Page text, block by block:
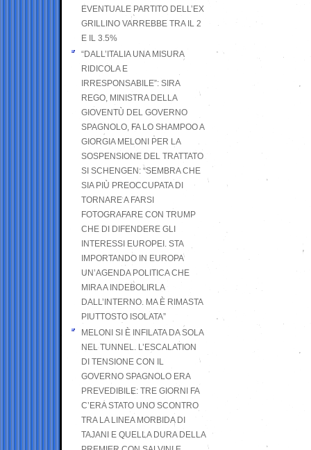
EVENTUALE PARTITO DELL’EX
GRILLINO VARREBBE TRA IL 2
E IL 3.5%
“DALL’ITALIA UNA MISURA
RIDICOLA E
IRRESPONSABILE”: SIRA
REGO, MINISTRA DELLA
GIOVENTÙ DEL GOVERNO
SPAGNOLO, FA LO SHAMPOO A
GIORGIA MELONI PER LA
SOSPENSIONE DEL TRATTATO
SI SCHENGEN: “SEMBRA CHE
SIA PIÙ PREOCCUPATA DI
TORNARE A FARSI
FOTOGRAFARE CON TRUMP
CHE DI DIFENDERE GLI
INTERESSI EUROPEI. STA
IMPORTANDO IN EUROPA
UN’AGENDA POLITICA CHE
MIRA A INDEBOLIRLA
DALL’INTERNO. MA È RIMASTA
PIUTTOSTO ISOLATA”
MELONI SI È INFILATA DA SOLA
NEL TUNNEL. L’ESCALATION
DI TENSIONE CON IL
GOVERNO SPAGNOLO ERA
PREVEDIBILE: TRE GIORNI FA
C’ERA STATO UNO SCONTRO
TRA LA LINEA MORBIDA DI
TAJANI E QUELLA DURA DELLA